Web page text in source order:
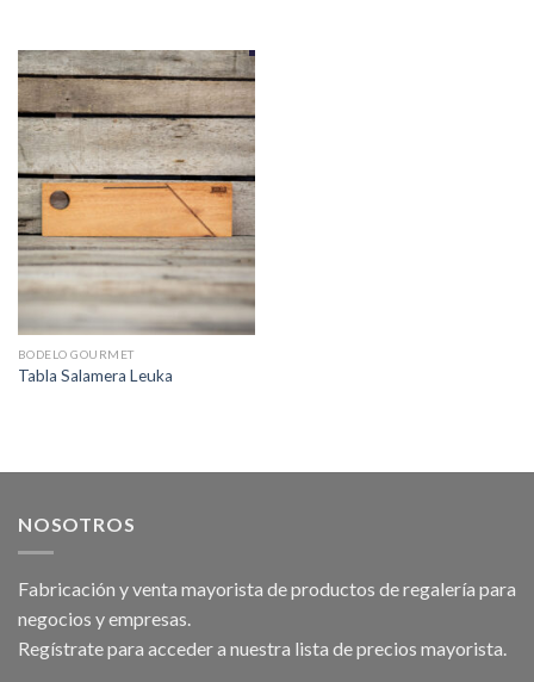
BODELO GOURMET
Tabla Salamera Leuka
NOSOTROS
Fabricación y venta mayorista de productos de regalería para
negocios y empresas.
Regístrate para acceder a nuestra lista de precios mayorista.